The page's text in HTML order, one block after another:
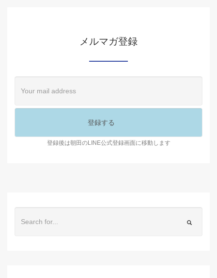
メルマガ登録
登録後は朝田のLINE公式登録画面に移動します